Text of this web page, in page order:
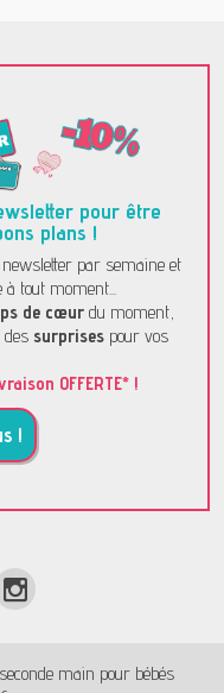
pour être
plans !
par semaine et
tout moment...
de cœurdu moment,
dessurprises pour vos
OFFERTE* !
!
main pour bébés